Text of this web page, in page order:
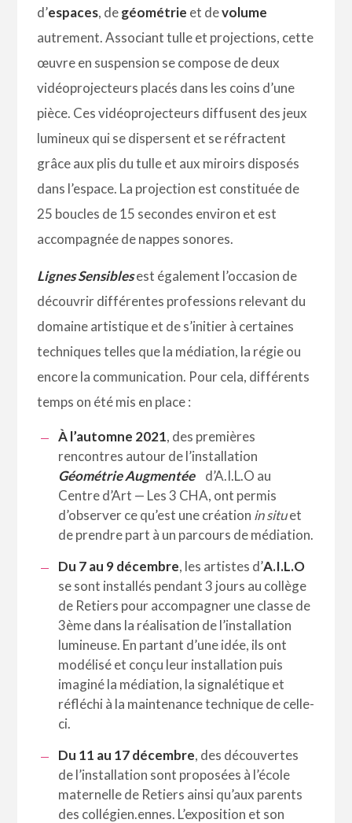
d’espaces, degéométrie et devolume
autrement. Associant tulle et projections, cette
œuvre en suspension se compose de deux
vidéoprojecteurs placés dans les coins d’une
pièce. Ces vidéoprojecteurs diffusent des jeux
lumineux qui se dispersent et se réfractent
grâce aux plis du tulle et aux miroirs disposés
dans l’espace. La projection est constituée de
25 boucles de 15 secondes environ et est
accompagnée de nappes sonores.
Lignes Sensiblesest également l’occasion de
découvrir différentes professions relevant du
domaine artistique et de s’initier à certaines
techniques telles que la médiation, la régie ou
encore la communication. Pour cela, différents
temps on été mis en place :
À l’automne 2021, des premières
rencontres autour de l’installation
Géométrie Augmentée
d’A.I.L.O au
Centre d’Art — Les 3 CHA, ont permis
d’observer ce qu’est une création in situet
de prendre part à un parcours de médiation.
Du 7 au 9 décembre, les artistes d’A.I.L.O
se sont installés pendant 3 jours au collège
de Retiers pour accompagner une classe de
3ème dans la réalisation de l’installation
lumineuse. En partant d’une idée, ils ont
modélisé et conçu leur installation puis
imaginé la médiation, la signalétique et
réfléchi à la maintenance technique de celle-
ci.
Du 11 au 17 décembre, des découvertes
de l’installation sont proposées à l’école
maternelle de Retiers ainsi qu’aux parents
des collégien.ennes. L’exposition et son